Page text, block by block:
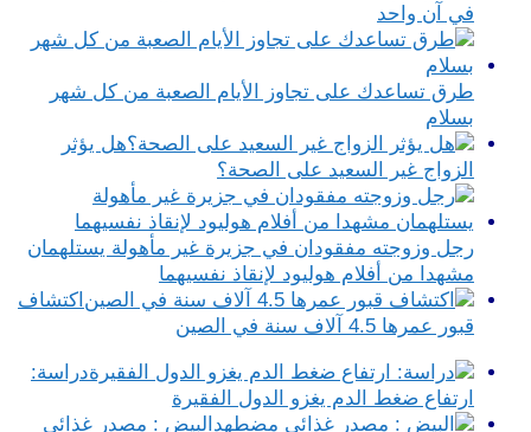
في آن واحد
طرق تساعدك على تجاوز الأيام الصعبة من كل شهر
بسلام
هل يؤثر
الزواج غير السعيد على الصحة؟
رجل وزوجته مفقودان في جزيرة غير مأهولة يستلهمان
مشهدا من أفلام هوليود لإنقاذ نفسيهما
اكتشاف
قبور عمرها 4.5 آلاف سنة في الصين
دراسة:
ارتفاع ضغط الدم يغزو الدول الفقيرة
البيض : مصدر غذائي